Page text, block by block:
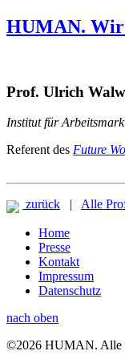
HUMAN. Wir
Prof. Ulrich
Institut für
Referent des Future
zurück | Alle
Home
Presse
Kontakt
Impressum
Datenschutz
nach oben
©2026 HUMAN. Alle